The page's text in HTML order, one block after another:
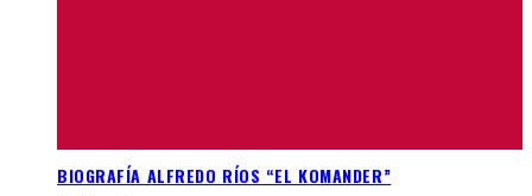
BIOGRAFÍA ALFREDO RÍOS “EL KOMANDER”